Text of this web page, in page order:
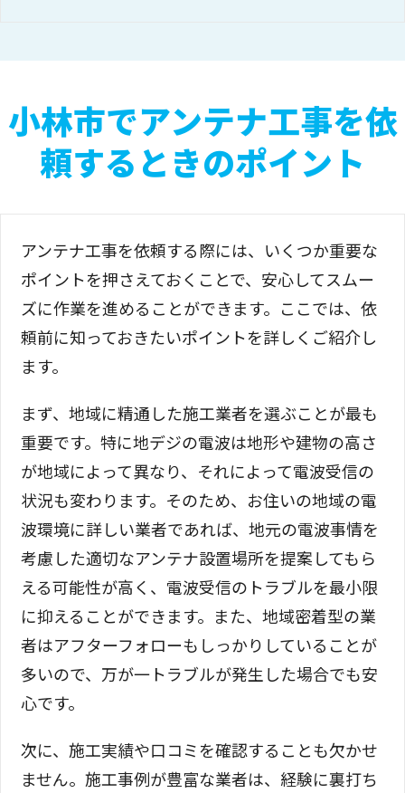
小林市でアンテナ工事を依
頼するときのポイント
アンテナ工事を依頼する際には、いくつか重要な
ポイントを押さえておくことで、安心してスムー
ズに作業を進めることができます。ここでは、依
頼前に知っておきたいポイントを詳しくご紹介し
ます。
まず、地域に精通した施工業者を選ぶことが最も
重要です。特に地デジの電波は地形や建物の高さ
が地域によって異なり、それによって電波受信の
状況も変わります。そのため、お住いの地域の電
波環境に詳しい業者であれば、地元の電波事情を
考慮した適切なアンテナ設置場所を提案してもら
える可能性が高く、電波受信のトラブルを最小限
に抑えることができます。また、地域密着型の業
者はアフターフォローもしっかりしていることが
多いので、万が一トラブルが発生した場合でも安
心です。
次に、施工実績や口コミを確認することも欠かせ
ません。施工事例が豊富な業者は、経験に裏打ち